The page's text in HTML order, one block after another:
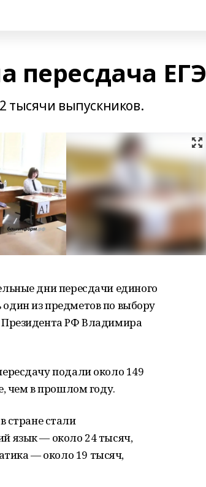
пересдача ЕГЭ
тысячи выпускников.
дни пересдачи единого
один из предметов по выбору
Президента РФ Владимира
подали около 149
чем в прошлом году.
стали
язык — около 24 тысяч,
— около 19 тысяч,